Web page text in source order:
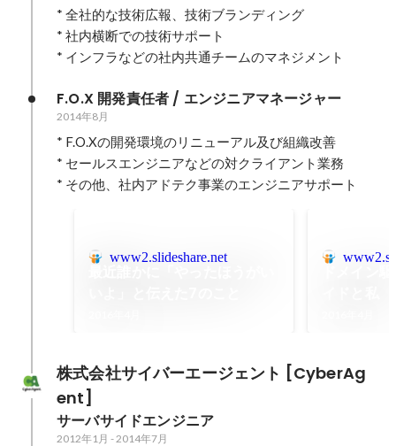
* 全社的な技術広報、技術ブランディング
* 社内横断での技術サポート
* インフラなどの社内共通チームのマネジメント
F.O.X 開発責任者 / エンジニアマネージャー
2014年8月
* F.O.Xの開発環境のリニューアル及び組織改善
* セールスエンジニアなどの対クライアント業務
* その他、社内アドテク事業のエンジニアサポート
www2.slideshare.net
株式会社サイバーエージェント [CyberAg
ent]
サーバサイドエンジニア
2012年1月 - 2014年7月